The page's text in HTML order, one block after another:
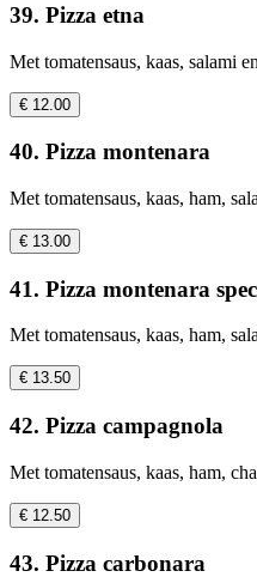
39. Pizza etna
Met tomatensaus, kaas, salami
€ 12.00
40. Pizza montenara
Met tomatensaus, kaas, ham,
€ 13.00
41. Pizza montenara
Met tomatensaus, kaas, ham,
€ 13.50
42. Pizza campagnola
Met tomatensaus, kaas, ham,
€ 12.50
43. Pizza carbonara